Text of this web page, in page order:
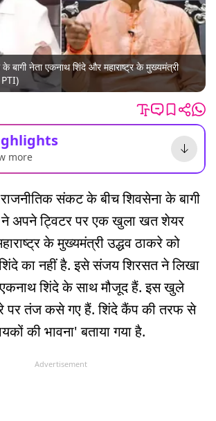
के बागी नेता एकनाथ शिंदे और महाराष्ट्र के मुख्यमंत्री
PTI)
more
राजनीतिक संकट के बीच शिवसेना के बागी
ने अपने ट्विटर पर एक खुला खत शेयर
के मुख्यमंत्री उद्धव ठाकरे को
का नहीं है. इसे संजय शिरसत ने लिखा
एकनाथ शिंदे के साथ मौजूद हैं. इस खुले
पर तंज कसे गए हैं. शिंदे कैंप की तरफ से
की भावना' बताया गया है.
Advertisement